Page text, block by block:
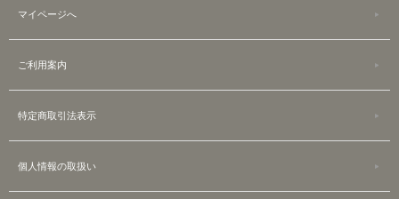
マイページへ
ご利用案内
特定商取引法表示
個人情報の取扱い